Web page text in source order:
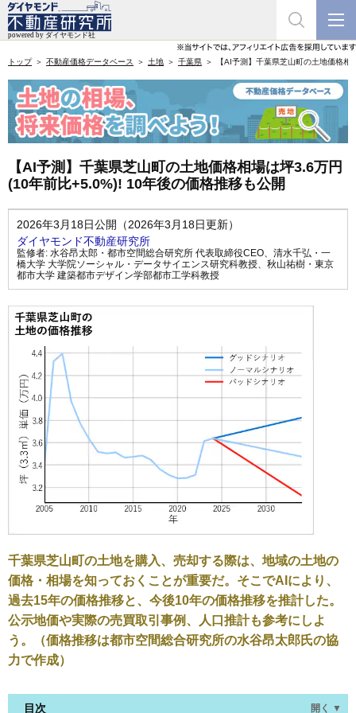
トップ 不動産価格データベース 土地 千葉県 【AI予測】千葉県芝山町の土地価格
【AI予測】千葉県芝山町の土地価格相場は坪3.6万円
(10年前比+5.0%)! 10年後の価格推移も公開
2026年3月18日公開（2026年3月18日更新）
ダイヤモンド不動産研究所
監修者: 水谷昂太郎・都市空間総合研究所 代表取締役CEO、 清水千弘・一
橋大学 大学院ソーシャル・データサイエンス研究科教授、 秋山祐樹・東京
都市大学 建築都市デザイン学部都市工学科教授
千葉県芝山町の土地を購入、売却する際は、地域の土地の
価格・相場を知っておくことが重要だ。そこでAIにより、
過去15年の価格推移と、今後10年の価格推移を推計した。
公示地価や実際の売買取引事例、人口推計も参考にしよ
う。（価格推移は都市空間総合研究所の水谷昂太郎氏の協
力で作成）
目次 開く ▼